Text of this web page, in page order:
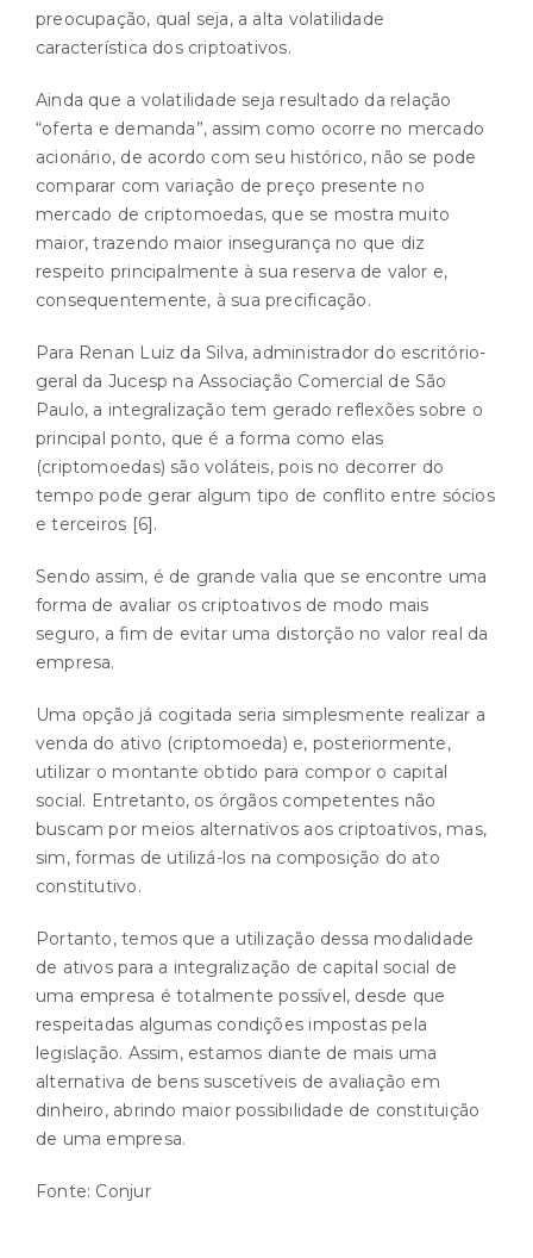
preocupação, qual seja, a alta volatilidade
característica dos criptoativos.
Ainda que a volatilidade seja resultado da relação
“oferta e demanda”, assim como ocorre no mercado
acionário, de acordo com seu histórico, não se pode
comparar com variação de preço presente no
mercado de criptomoedas, que se mostra muito
maior, trazendo maior insegurança no que diz
respeito principalmente à sua reserva de valor e,
consequentemente, à sua precificação.
Para Renan Luiz da Silva, administrador do escritório-
geral da Jucesp na Associação Comercial de São
Paulo, a integralização tem gerado reflexões sobre o
principal ponto, que é a forma como elas
(criptomoedas) são voláteis, pois no decorrer do
tempo pode gerar algum tipo de conflito entre sócios
e terceiros [6].
Sendo assim, é de grande valia que se encontre uma
forma de avaliar os criptoativos de modo mais
seguro, a fim de evitar uma distorção no valor real da
empresa.
Uma opção já cogitada seria simplesmente realizar a
venda do ativo (criptomoeda) e, posteriormente,
utilizar o montante obtido para compor o capital
social. Entretanto, os órgãos competentes não
buscam por meios alternativos aos criptoativos, mas,
sim, formas de utilizá-los na composição do ato
constitutivo.
Portanto, temos que a utilização dessa modalidade
de ativos para a integralização de capital social de
uma empresa é totalmente possível, desde que
respeitadas algumas condições impostas pela
legislação. Assim, estamos diante de mais uma
alternativa de bens suscetíveis de avaliação em
dinheiro, abrindo maior possibilidade de constituição
de uma empresa.
Fonte: Conjur